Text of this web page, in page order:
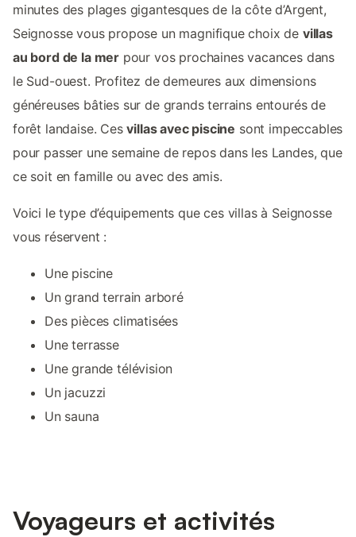
minutes des plages gigantesques de la côte d’Argent,
Seignosse vous propose un magnifique choix de villas
au bord de la mer pour vos prochaines vacances dans
le Sud-ouest. Profitez de demeures aux dimensions
généreuses bâties sur de grands terrains entourés de
forêt landaise. Cesvillas avec piscine sont impeccables
pour passer une semaine de repos dans les Landes, que
ce soit en famille ou avec des amis.
Voici le type d’équipements que ces villas à Seignosse
vous réservent :
Une piscine
Un grand terrain arboré
Des pièces climatisées
Une terrasse
Une grande télévision
Un jacuzzi
Un sauna
Voyageurs et activités